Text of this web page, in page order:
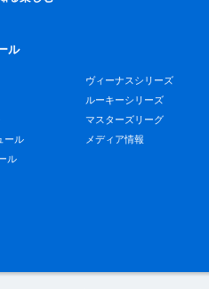
ル
ール
ル
ヴィーナスシリーズ
ルーキーシリーズ
マスターズリーグ
メディア情報